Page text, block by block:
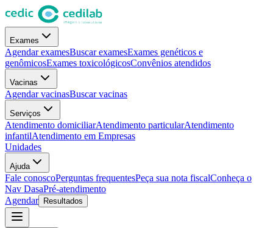
Exames
Agendar examesBuscar examesExames genéticos e
genômicosExames toxicológicosConvênios atendidos
Vacinas
Agendar vacinasBuscar vacinas
Serviços
Atendimento domiciliarAtendimento particularAtendimento
infantilAtendimento em Empresas
Unidades
Ajuda
Fale conoscoPerguntas frequentesPeça sua nota fiscalConheça o
Nav DasaPré-atendimento
Agendar
Resultados